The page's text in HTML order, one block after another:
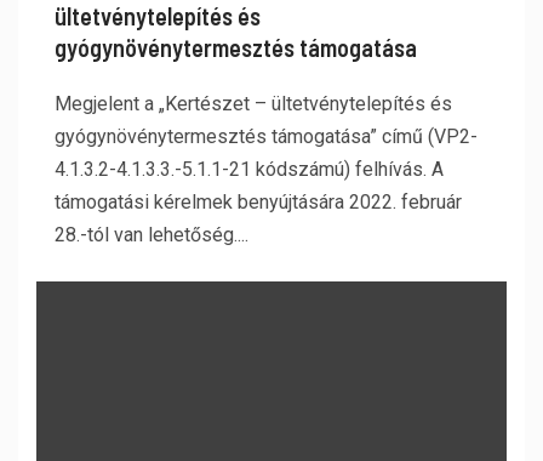
ültetvénytelepítés és
gyógynövénytermesztés támogatása
Megjelent a „Kertészet – ültetvénytelepítés és
gyógynövénytermesztés támogatása” című (VP2-
4.1.3.2-4.1.3.3.-5.1.1-21 kódszámú) felhívás. A
támogatási kérelmek benyújtására 2022. február
28.-tól van lehetőség....